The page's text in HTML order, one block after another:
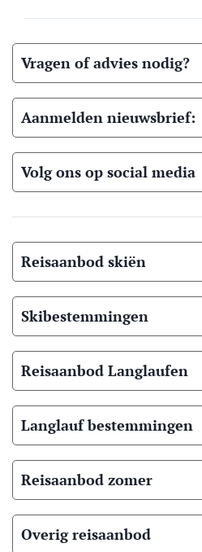
Vragen of advies nodig?
Aanmelden nieuwsbrief:
Volg ons op social media
Reisaanbod skiën
Skibestemmingen
Reisaanbod Langlaufen
Langlauf bestemmingen
Reisaanbod zomer
Overig reisaanbod